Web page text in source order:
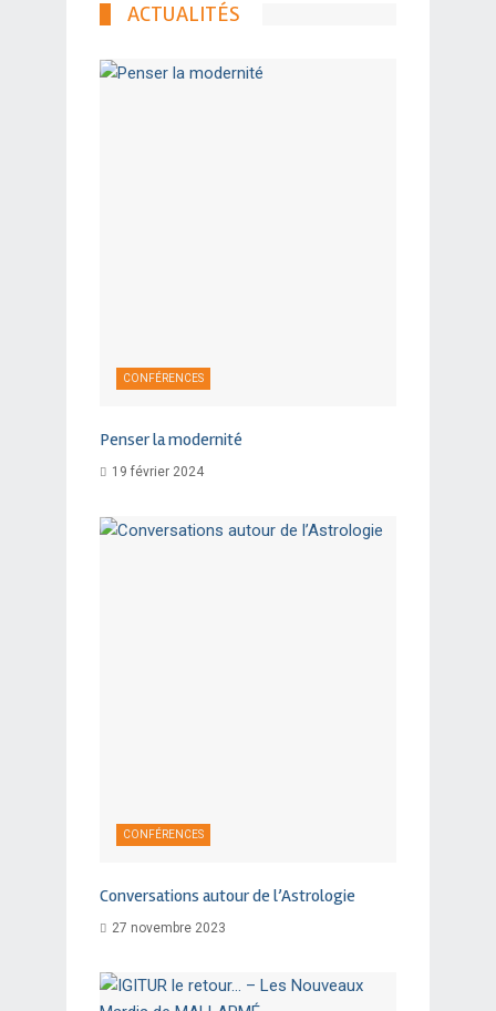
ACTUALITÉS
CONFÉRENCES
Penser la modernité
19 février 2024
CONFÉRENCES
Conversations autour de l’Astrologie
27 novembre 2023